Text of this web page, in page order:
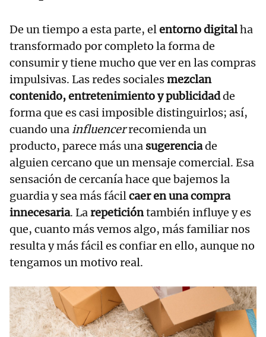
De un tiempo a esta parte, elentorno digitalha
transformado por completo la forma de
consumir y tiene mucho que ver en las compras
impulsivas. Las redes socialesmezclan
contenido, entretenimiento y publicidadde
forma que es casi imposible distinguirlos; así,
cuando unainfluencerrecomienda un
producto, parece más una sugerenciade
alguien cercano que un mensaje comercial. Esa
sensación de cercanía hace que bajemos la
guardia y sea más fácilcaer en una compra
innecesaria. Larepeticióntambién influye y es
que, cuanto más vemos algo, más familiar nos
resulta y más fácil es confiar en ello, aunque no
tengamos un motivo real.